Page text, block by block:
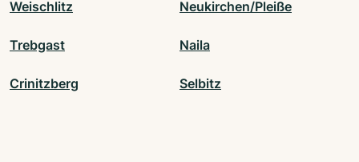
Weischlitz Neukirchen/Pleiße
Trebgast Naila
Crinitzberg Selbitz